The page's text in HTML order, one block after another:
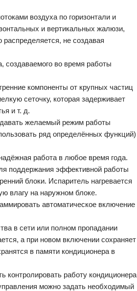
воздуха по горизонтали и
и вертикальных жалюзи,
не создавая
создаваемого во время работы
компоненты от крупных частиц
сеточку, которая задерживает
и т. д.
желаемый режим работы
ряд определённых функций)
работа в любое время года.
поддержания эффективной работы
блоки. Испаритель нагревается
влагу на наружном блоке.
автоматическое включение
в сети или полном пропадании
а при новом включении сохраняет
в памяти кондиционера в
контролировать работу кондиционера
можно задать необходимый